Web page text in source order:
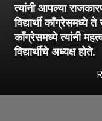
त्यांनी आपल्या
विद्यार्थी काँग्रेसमध्ये
काँग्रेसमध्ये त्यांनी
विद्यार्थीचे अध्यक्ष होते.